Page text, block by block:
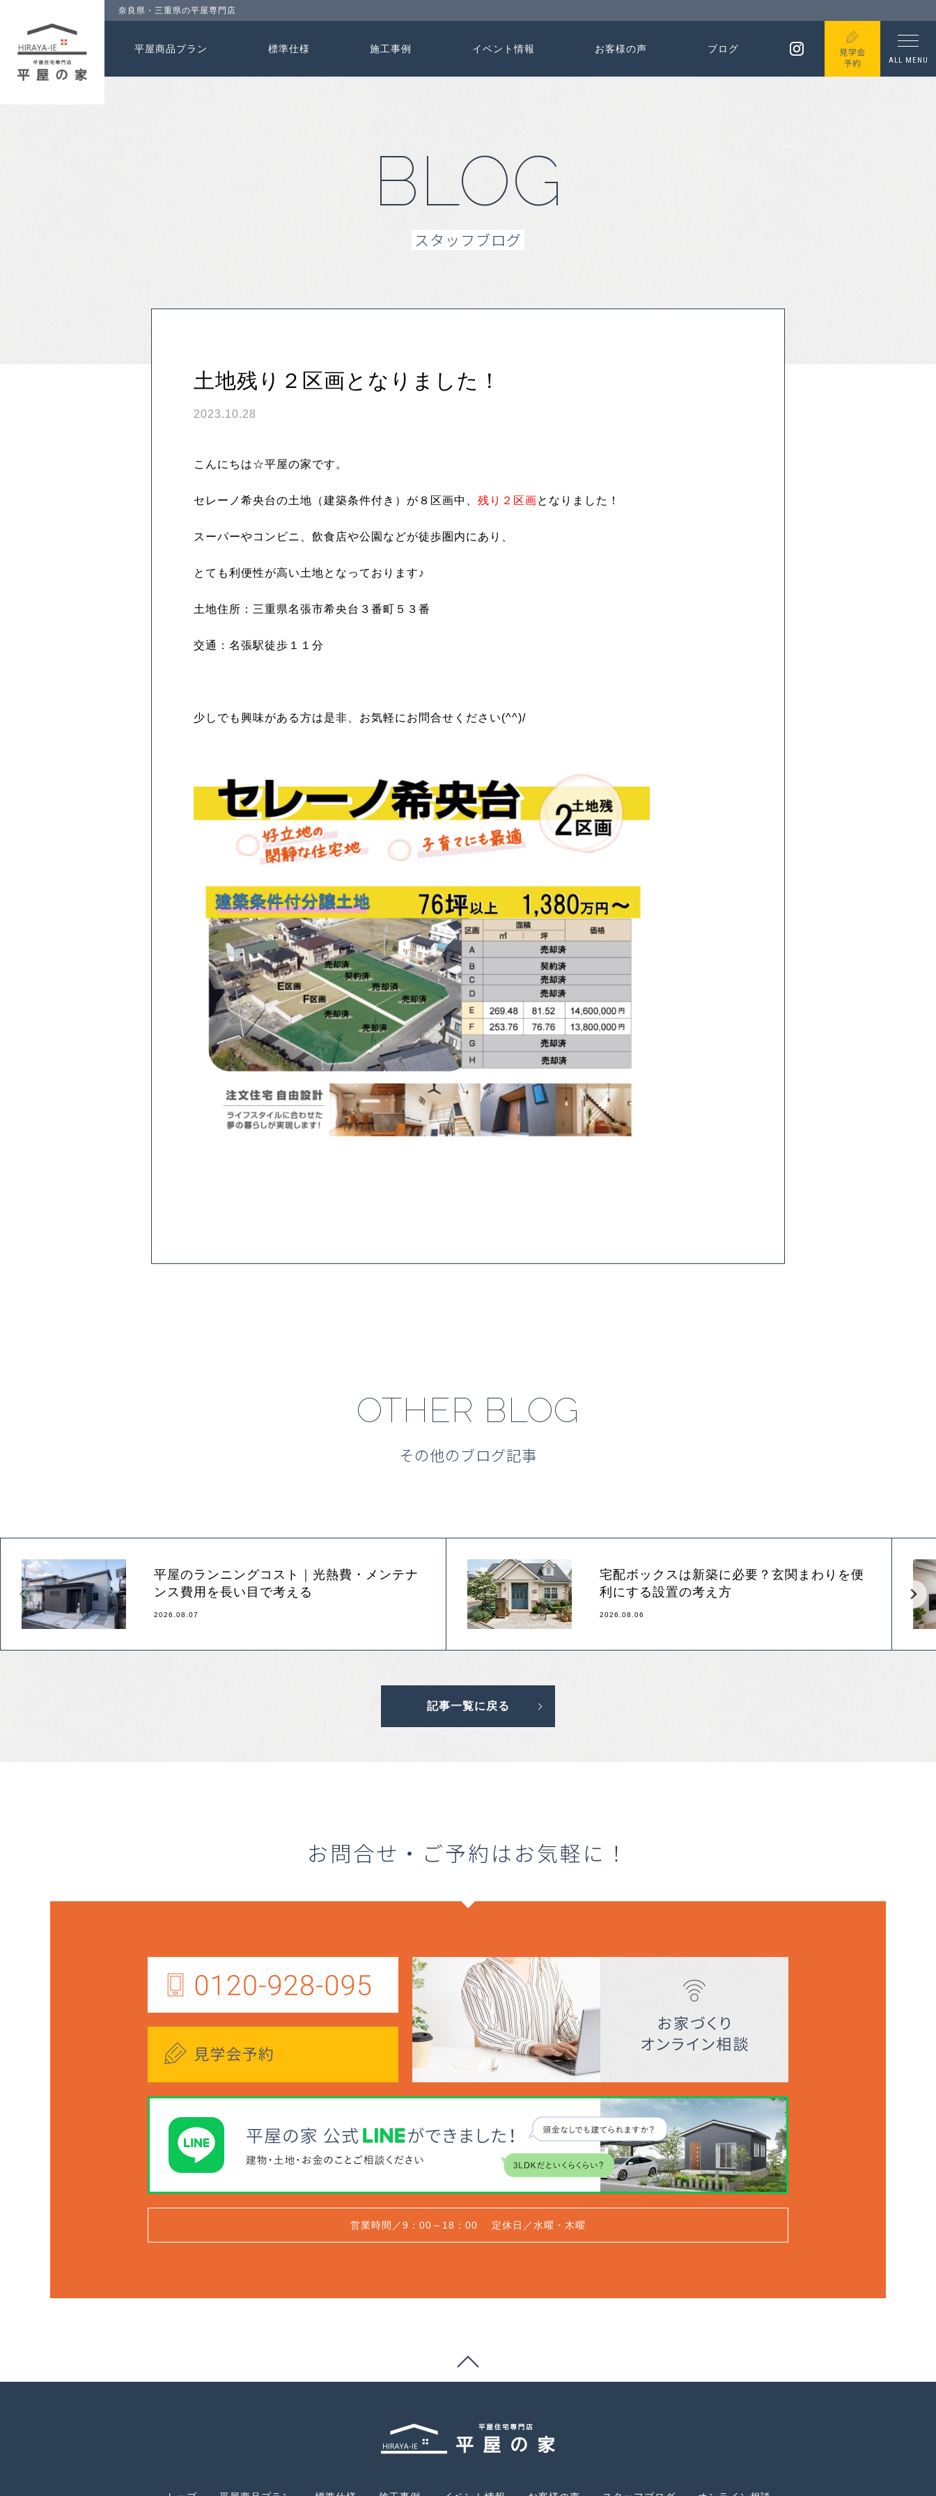
奈良県・三重県の平屋専門店
平屋商品プラン 標準仕様 施工事例 イベント情報 お客様の声 ブログ
ALL MENU
BLOG
スタッフブログ
土地残り２区画となりました！
2023.10.28
こんにちは☆平屋の家です。
セレーノ希央台の土地（建築条件付き）が８区画中、 残り２区画となりました！
スーパーやコンビニ、飲食店や公園などが徒歩圏内にあり、
とても利便性が高い土地となっております♪
土地住所：三重県名張市希央台３番町５３番
交通：名張駅徒歩１１分
少しでも興味がある方は是非、お気軽にお問合せください(^^)/
OTHER BLOG
その他のブログ記事
平屋のランニングコスト｜光熱費・メンテナ
ンス費用を長い目で考える
2026.08.07
宅配ボックスは新築に必要？玄関まわりを便
利にする設置の考え方
2026.08.06
記事一覧に戻る
お問合せ・ご予約はお気軽に！
営業時間／9：00～18：00 定休日／水曜・木曜